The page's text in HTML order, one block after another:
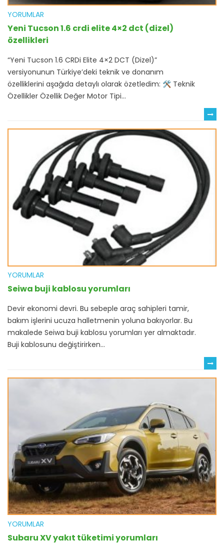
YORUMLAR
Yeni Tucson 1.6 crdi elite 4×2 dct (dizel)
özellikleri
“Yeni Tucson 1.6 CRDi Elite 4×2 DCT (Dizel)”
versiyonunun Türkiye’deki teknik ve donanım
özelliklerini aşağıda detaylı olarak özetledim: 🛠 Teknik
Özellikler Özellik Değer Motor Tipi...
YORUMLAR
Seiwa buji kablosu yorumları
Devir ekonomi devri. Bu sebeple araç sahipleri tamir,
bakım işlerini ucuza halletmenin yoluna bakıyorlar. Bu
makalede Seiwa buji kablosu yorumları yer almaktadır.
Buji kablosunu değiştirirken...
YORUMLAR
Subaru XV yakıt tüketimi yorumları